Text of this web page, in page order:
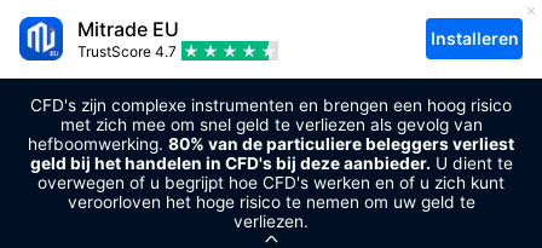
Mitrade EU
TrustScore 4.7
Installeren
CFD's zijn complexe instrumenten en brengen een hoog risico
met zich mee om snel geld te verliezen als gevolg van
hefboomwerking. 80% van de particuliere beleggers verliest
geld bij het handelen in CFD's bij deze aanbieder. U dient te
overwegen of u begrijpt hoe CFD's werken en of u zich kunt
veroorloven het hoge risico te nemen om uw geld te
verliezen.